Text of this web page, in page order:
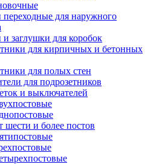
переходные для наружного
заглушки для коробок
для кирпичных и бетонных
для полых стен
для подрозетников
и выключателей
шести и более постов